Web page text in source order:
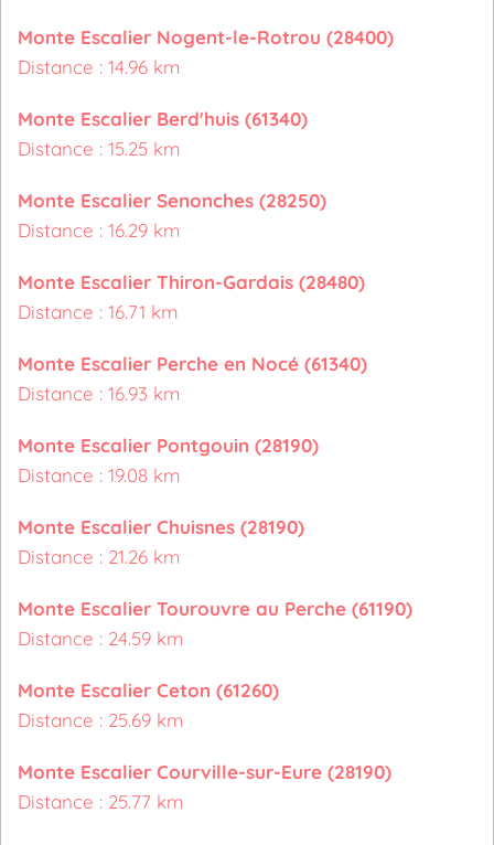
Monte Escalier Nogent-le-Rotrou (28400)
Distance : 14.96 km
Monte Escalier Berd'huis (61340)
Distance : 15.25 km
Monte Escalier Senonches (28250)
Distance : 16.29 km
Monte Escalier Thiron-Gardais (28480)
Distance : 16.71 km
Monte Escalier Perche en Nocé (61340)
Distance : 16.93 km
Monte Escalier Pontgouin (28190)
Distance : 19.08 km
Monte Escalier Chuisnes (28190)
Distance : 21.26 km
Monte Escalier Tourouvre au Perche (61190)
Distance : 24.59 km
Monte Escalier Ceton (61260)
Distance : 25.69 km
Monte Escalier Courville-sur-Eure (28190)
Distance : 25.77 km